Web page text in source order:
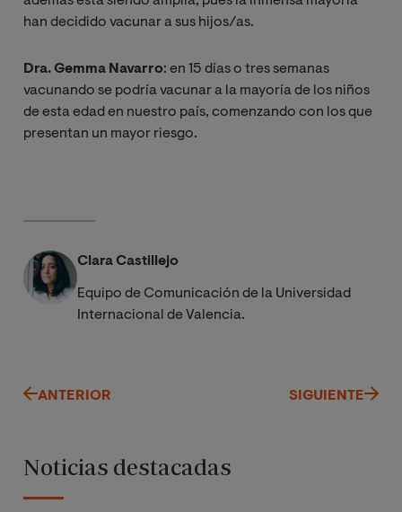
han decidido vacunar a sus hijos/as.
Dra. Gemma Navarro: en 15 días o tres semanas
vacunando se podría vacunar a la mayoría de los niños
de esta edad en nuestro país, comenzando con los que
presentan un mayor riesgo.
Clara Castillejo
Equipo de Comunicación de la Universidad
Internacional de Valencia.
ANTERIOR SIGUIENTE
Noticias destacadas